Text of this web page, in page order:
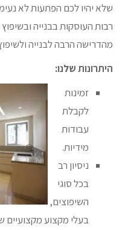
שלא יהיו לכם הפתעות לא
רבות העוסקות בבנייה
מהדרישה הרבה לבנייה
היתרונות שלנו:
זמינות
לקבלת
עבודות
מידיות.
ניסיון רב
בכל סוגי
השיפוצים,
בעלי מקצוע